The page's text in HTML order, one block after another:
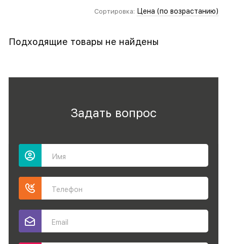
Сортировка: Цена (по возрастанию)
Подходящие товары не найдены
Задать вопрос
Имя
Телефон
Email